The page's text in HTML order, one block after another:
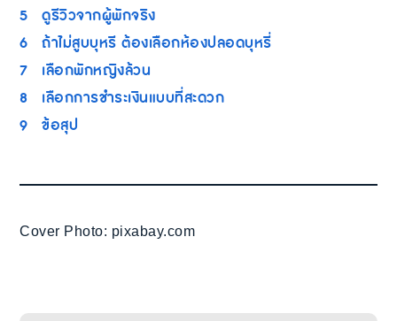
5 ดูรีวิวจากผู้พักจริง
6 ถ้าไม่สูบบุหรี ต้องเลือกห้องปลอดบุหรี่
7
เลือกพักหญิงล้วน
8
เลือกการชำระเงินแบบที่สะดวก
9 ข้อสุป
Cover Photo: pixabay.com